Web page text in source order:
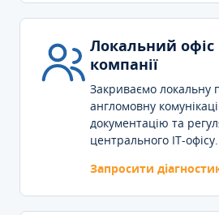
Локальний офіс
компанії
Закриваємо локальну
англомовну
документацію та
центрального IT-офісу.
Запросити